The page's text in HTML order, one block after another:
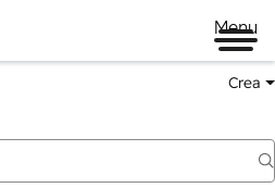
Menu
Crea